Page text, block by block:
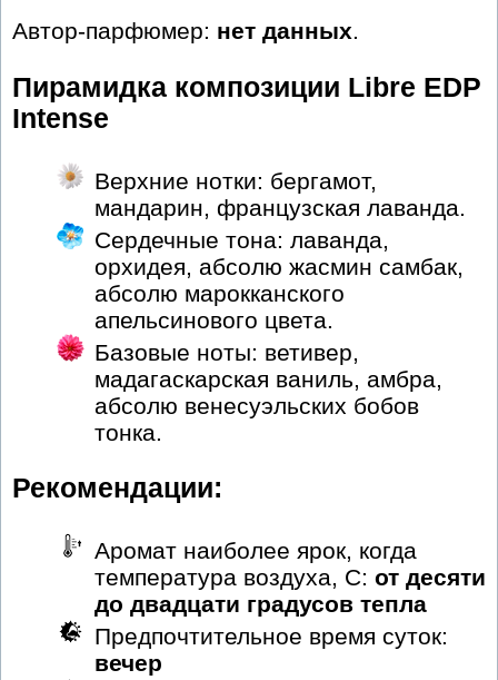
Автор-парфюмер: нет данных.
Пирамидка композиции Libre EDP
Intense
Верхние нотки: бергамот,
мандарин, французская лаванда.
Сердечные тона: лаванда,
орхидея, абсолю жасмин самбак,
абсолю марокканского
апельсинового цвета.
Базовые ноты: ветивер,
мадагаскарская ваниль, амбра,
абсолю венесуэльских бобов
тонка.
Рекомендации:
Аромат наиболее ярок, когда
температура воздуха, С: от десяти
до двадцати градусов тепла
Предпочтительное время суток:
вечер